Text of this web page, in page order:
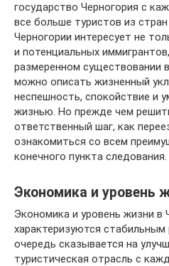
государство Черногория с
все больше туристов из
Черногории интересует не
и потенциальных
размеренном существовании
можно описать жизненный
неспешность, спокойствие и
жизнью. Но прежде чем
ответственный шаг, как
ознакомиться со всем
конечного пункта следования.
Экономика и уровень
Экономика и уровень жизни в
характеризуются
очередь сказывается на
туристическая отрасль с